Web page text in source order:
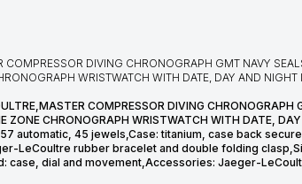
COMPRESSOR DIVING CHRONOGRAPH GMT NAVY
WRISTWATCH WITH DATE, DAY AND
COMPRESSOR DIVING
ZONE CHRONOGRAPH WRISTWATCH WITH DATE,
automatic, 45 jewels,Case: titanium, case back
LeCoultre rubber bracelet and double folding
case, dial and movement,Accessories: Jaeger-